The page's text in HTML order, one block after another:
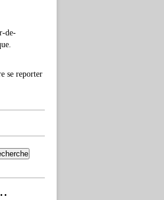
de-
se reporter